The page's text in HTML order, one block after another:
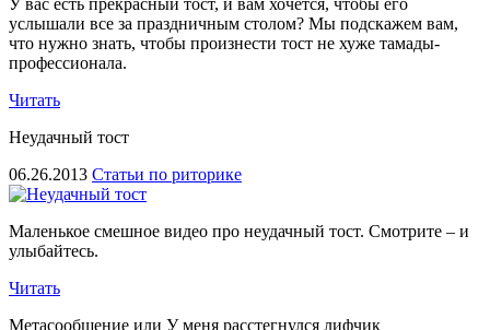
услышали все за праздничным столом? Мы подскажем вам,
что нужно знать, чтобы произнести тост не хуже тамады-
профессионала.
Читать
Неудачный тост
06.26.2013 Статьи по риторике
Маленькое смешное видео про неудачный тост. Смотрите – и
улыбайтесь.
Читать
Метасообщение или У меня расстегнулся лифчик